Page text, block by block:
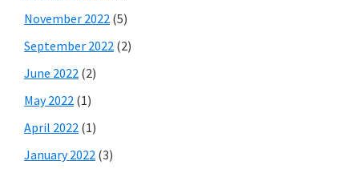
November 2022 (5)
September 2022 (2)
June 2022 (2)
May 2022 (1)
April 2022 (1)
January 2022 (3)